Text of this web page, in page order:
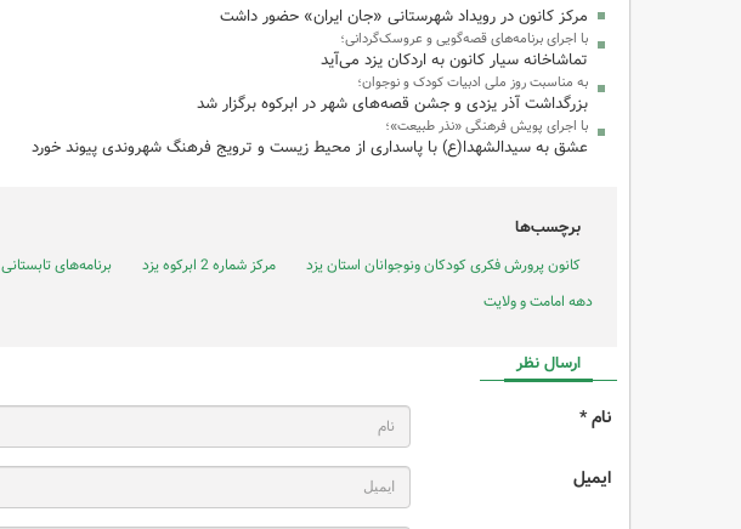
مرکز کانون در رویداد شهرستانی «جان ایران» حضور داشت
با اجرای برنامه‌های قصه‌گویی و عروسک‌گردانی؛
تماشاخانه سیار کانون به اردکان یزد می‌آید
به مناسبت روز ملی ادبیات کودک و نوجوان؛
بزرگداشت آذر یزدی و جشن قصه‌های شهر در ابرکوه برگزار شد
با اجرای پویش فرهنگی «نذر طبیعت»؛
عشق به سیدالشهدا(ع) با پاسداری از محیط زیست و ترویج فرهنگ شهروندی پیوند خورد
برچسب‌ها
کانون پرورش فکری کودکان ونوجوانان استان یزد مرکز شماره 2 ابرکوه یزد برنامه‌های تابستانی
دهه امامت و ولایت
ارسال نظر
نام *
ایمیل